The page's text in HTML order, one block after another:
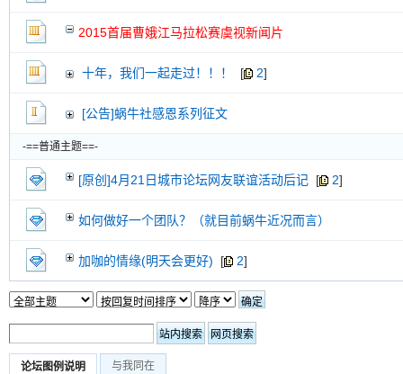
2015首届曹娥江马拉松赛虞视新闻片
十年，我们一起走过！！！ [ 2]
[公告]蜗牛社感恩系列征文
-==普通主题==-
[原创]4月21日城市论坛网友联谊活动后记 [ 2]
如何做好一个团队？（就目前蜗牛近况而言）
加咖的情缘(明天会更好) [ 2]
论坛图例说明 与我同在